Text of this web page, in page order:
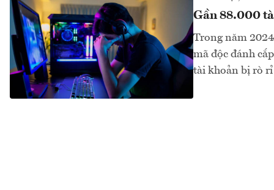
Gần 88.000
Trong năm
mã độc đánh
tài khoản bị rò